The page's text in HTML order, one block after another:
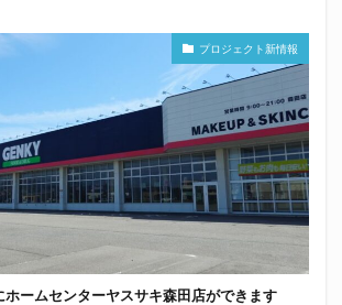
プロジェクト新情報
ホームセンターヤスサキ森田店ができます